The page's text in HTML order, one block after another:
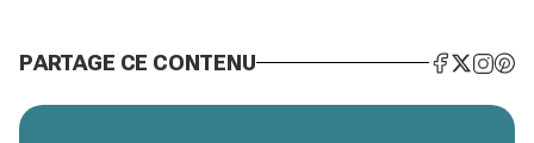
PARTAGE CE CONTENU